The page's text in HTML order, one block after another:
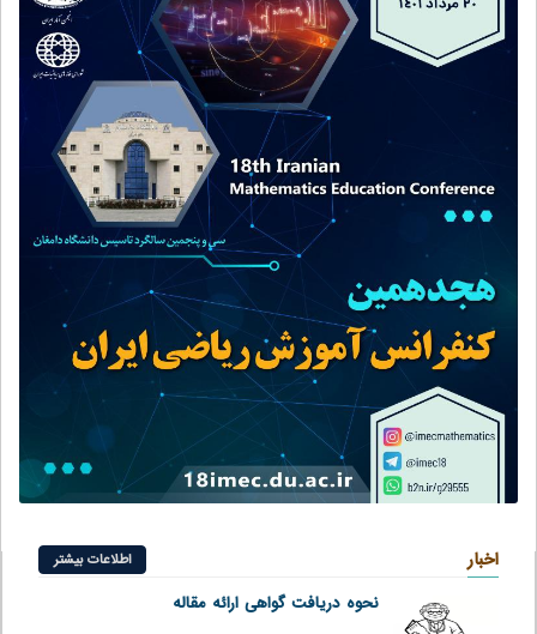
اخبار اطلاعات بیشتر
نحوه دریافت گواهی ارائه مقاله